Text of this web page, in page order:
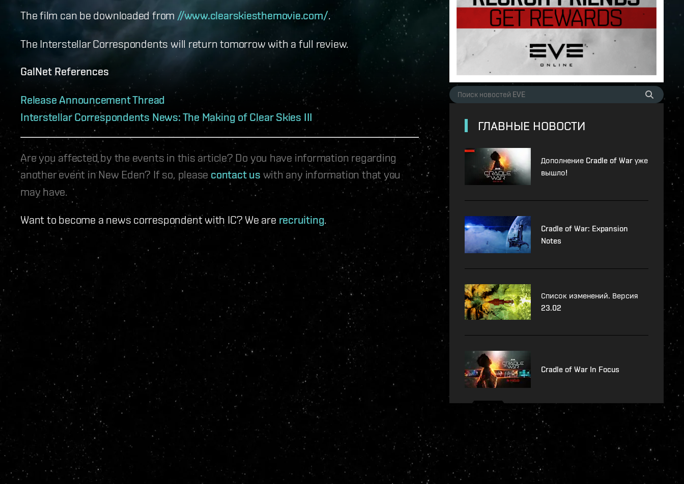
The film can be downloaded from //www.clearskiesthemovie.com/.
The Interstellar Correspondents will return tomorrow with a full review.
GalNet References
Release Announcement Thread
Interstellar Correspondents News: The Making of Clear Skies III
Are you affected by the events in this article? Do you have information regarding
another event in New Eden? If so, please contact us with any information that you
may have.
Want to become a news correspondent with IC? We are recruiting.
ГЛАВНЫЕ НОВОСТИ
Дополнение Cradle of War уже
вышло!
Cradle of War: Expansion
Notes
Список изменений. Версия
23.02
Cradle of War In Focus